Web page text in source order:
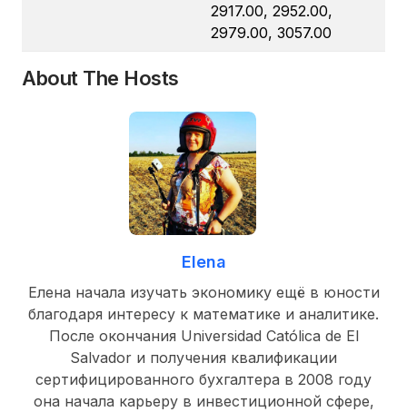
2917.00, 2952.00,
2979.00, 3057.00
About The Hosts
Elena
Елена начала изучать экономику ещё в юности
благодаря интересу к математике и аналитике.
После окончания Universidad Católica de El
Salvador и получения квалификации
сертифицированного бухгалтера в 2008 году
она начала карьеру в инвестиционной сфере,